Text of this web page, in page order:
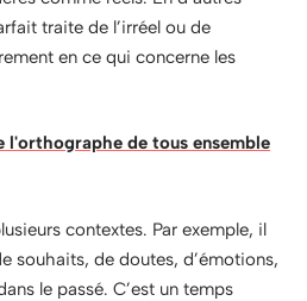
traite de l’irréel ou de
en ce qui concerne les
l'orthographe de tous ensemble
contextes. Par exemple, il
souhaits, de doutes, d’émotions,
le passé. C’est un temps